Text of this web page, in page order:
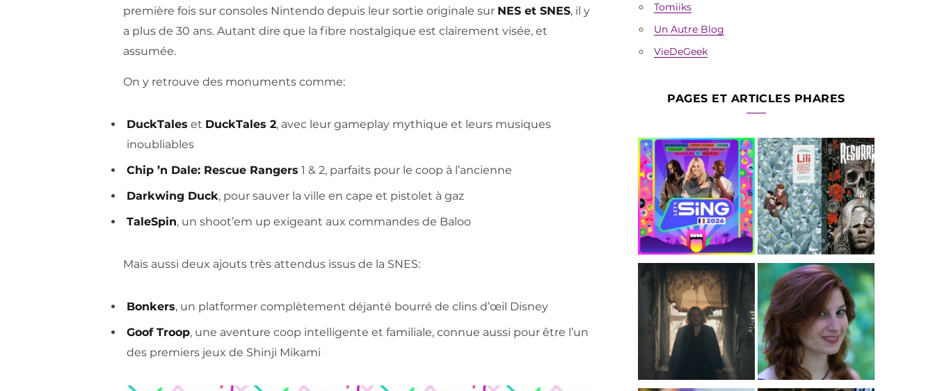
première fois sur consoles Nintendo depuis leur sortie originale sur NES et SNES, il y
a plus de 30 ans. Autant dire que la fibre nostalgique est clairement visée, et
assumée.
On y retrouve des monuments comme:
DuckTales et DuckTales 2, avec leur gameplay mythique et leurs musiques
inoubliables
Chip ’n Dale: Rescue Rangers 1 & 2, parfaits pour le coop à l’ancienne
Darkwing Duck, pour sauver la ville en cape et pistolet à gaz
TaleSpin, un shoot’em up exigeant aux commandes de Baloo
Mais aussi deux ajouts très attendus issus de la SNES:
Bonkers, un platformer complètement déjanté bourré de clins d’œil Disney
Goof Troop, une aventure coop intelligente et familiale, connue aussi pour être l’un
des premiers jeux de Shinji Mikami
Tomiiks
Un Autre Blog
VieDeGeek
PAGES ET ARTICLES PHARES